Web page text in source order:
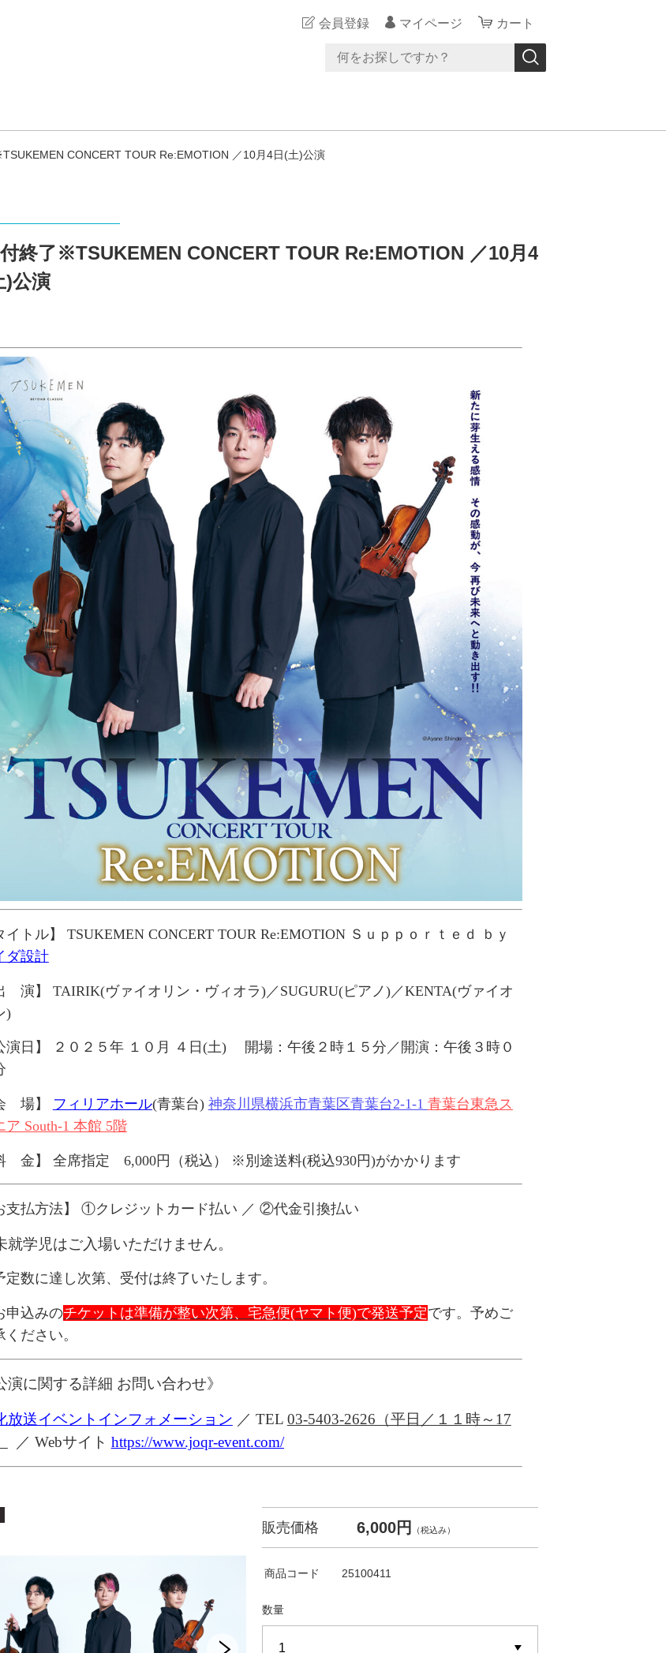
会員登録 マイページ カート
CONCERT TOUR Re:EMOTION ／10月4日(土)公演
終了※TSUKEMEN CONCERT TOUR Re:EMOTION ／10月4
)公演
イトル】 TSUKEMEN CONCERT TOUR Re:EMOTION Ｓｕｐｐｏｒｔｅｄ ｂｙ
ダ設計
演】 TAIRIK(ヴァイオリン・ヴィオラ)／SUGURU(ピアノ)／KENTA(ヴァイオ
)
演日】 ２０２５ 年 １０月 ４日 (土) 開場：午後２時１５分／開演：午後３時０
場】 フィリアホール(青葉台) 神奈川県横浜市青葉区青葉台2-1-1 青葉台東急ス
ア South-1 本館 5階
金】 全席指定 6,000円（税込） ※別途送料(税込930円)がかかります
支払方法】 ①クレジットカード払い ／ ②代金引換払い
就学児はご入場いただけません。
数に達し次第、受付は終了いたします。
込みのチケットは準備が整い次第、宅急便(ヤマト便)で発送予定です。予めご
ください。
演に関する詳細 お問い合わせ》
放送イベントインフォメーション ／ TEL 03-5403-2626（平日／１１時～17
／ Webサイト https://www.joqr-event.com/
販売価格 6,000円 （税込み）
商品コード 25100411
数量